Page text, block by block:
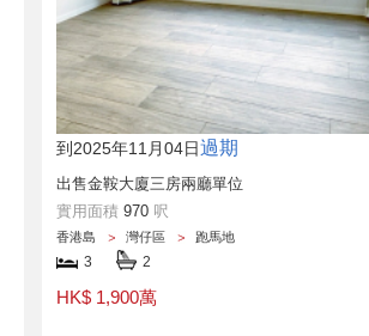
到2025年11月04日過期
出售金鞍大廈三房兩廳單位
實用面積 970 呎
香港島 灣仔區 跑馬地
3 2
HK$ 1,900萬